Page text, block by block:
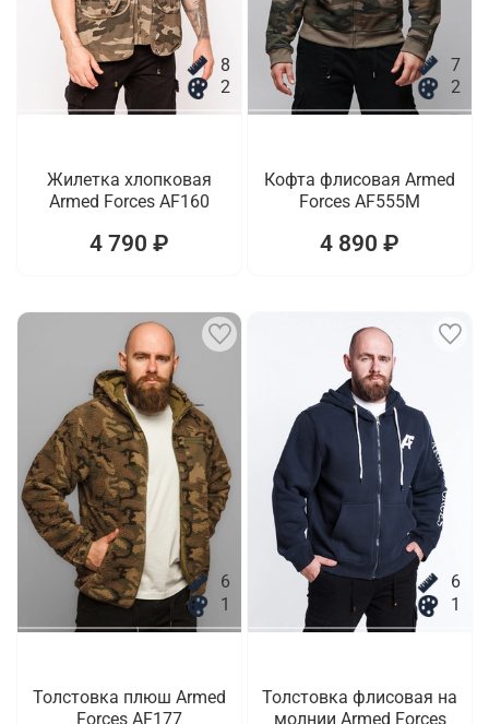
8
2
Жилетка хлопковая
Armed Forces AF160
4 790 ₽
7
2
Кофта флисовая Armed
Forces AF555M
4 890 ₽
6
1
Толстовка плюш Armed
Forces AF177
6
1
Толстовка флисовая на
молнии Armed Forces